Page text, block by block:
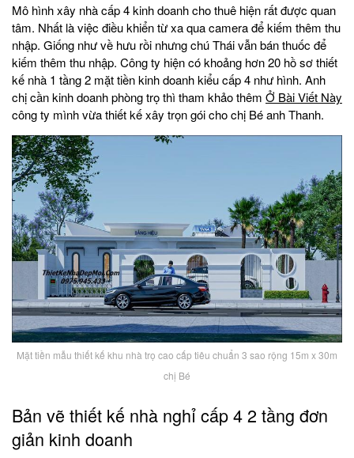
Mô hình xây nhà cấp 4 kinh doanh cho thuê hiện rất được quan
tâm. Nhất là việc điều khiển từ xa qua camera để kiếm thêm thu
nhập. Giống như về hưu rồi nhưng chú Thái vẫn bán thuốc để
kiếm thêm thu nhập. Công ty hiện có khoảng hơn 20 hồ sơ thiết
kế nhà 1 tầng 2 mặt tiền kinh doanh kiểu cấp 4 như hình. Anh
chị cần kinh doanh phòng trọ thì tham khảo thêm Ở Bài Viết Này
công ty mình vừa thiết kế xây trọn gói cho chị Bé anh Thanh.
Mặt tiền mẫu thiết kế khu nhà trọ cao cấp tiêu chuẩn 3 sao rộng 15m x 30m
chị Bé
Bản vẽ thiết kế nhà nghỉ cấp 4 2 tầng đơn
giản kinh doanh